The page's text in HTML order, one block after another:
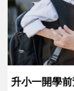
和孩子一